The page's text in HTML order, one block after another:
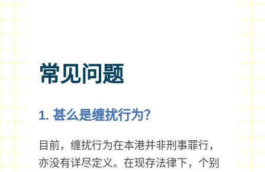
常见问题
1. 甚么是缠扰行为？
目前，缠扰行为在本港并非刑事罪行，
亦没有详尽定义。在现存法律下，个别